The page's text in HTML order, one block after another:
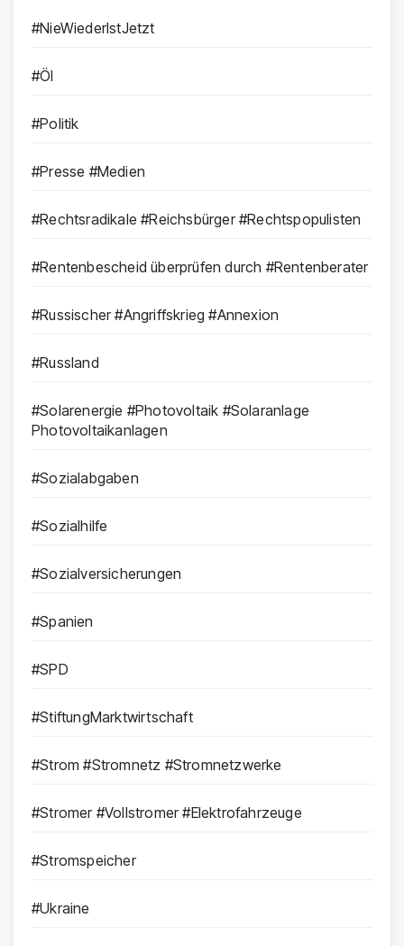
#NieWiederIstJetzt
#Öl
#Politik
#Presse #Medien
#Rechtsradikale #Reichsbürger #Rechtspopulisten
#Rentenbescheid überprüfen durch #Rentenberater
#Russischer #Angriffskrieg #Annexion
#Russland
#Solarenergie #Photovoltaik #Solaranlage
Photovoltaikanlagen
#Sozialabgaben
#Sozialhilfe
#Sozialversicherungen
#Spanien
#SPD
#StiftungMarktwirtschaft
#Strom #Stromnetz #Stromnetzwerke
#Stromer #Vollstromer #Elektrofahrzeuge
#Stromspeicher
#Ukraine